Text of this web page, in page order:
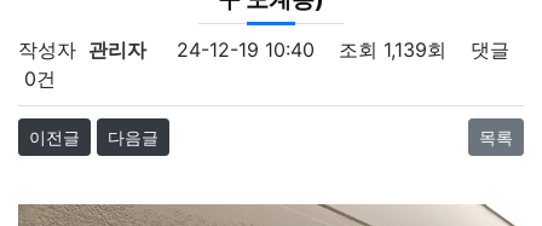
작성자 관리자 24-12-19 10:40 조회 1,139회
댓글
0건
이전글 다음글 목록